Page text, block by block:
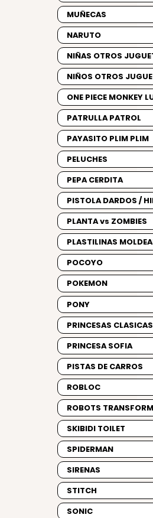
MUÑECAS
NARUTO
NIÑAS OTROS
NIÑOS OTROS
ONE PIECE MONKEY
PATRULLA PATROL
PAYASITO PLIM PLIM
PELUCHES
PEPA CERDITA
PISTOLA DARDOS /
PLANTA vs ZOMBIES
PLASTILINAS
POCOYO
POKEMON
PONY
PRINCESAS CLASICAS
PRINCESA SOFIA
PISTAS DE CARROS
ROBLOC
ROBOTS
SKIBIDI TOILET
SPIDERMAN
SIRENAS
STITCH
SONIC